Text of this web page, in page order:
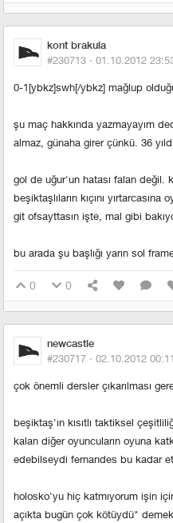
kont brakula
#230713 · 01.10.2012
0-1[ybkz]swh[/ybkz] mağlup
şu maç hakkında yazmayayım
almaz, günaha girer çünkü. 36
gol de uğur'un hatası falan değil.
beşiktaşlıların kıçını
git ofsayttasın işte, mal gibi
bu arada şu başlığı yarın sol
0 0
newcastle
#230717 · 02.10.2012 00:11
çok önemli dersler çıkarılması
beşiktaş'ın kısıtlı taktiksel
kalan diğer oyuncuların oyuna
edebilseydi fernandes bu kadar
holosko'yu hiç katmıyorum işin
açıkta bugün çok kötüydü"